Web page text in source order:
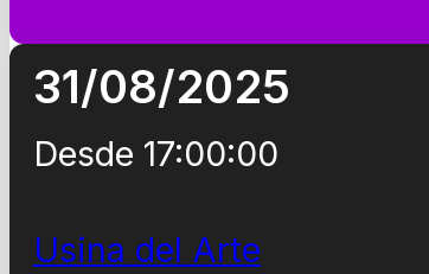
31/08/2025
Desde 17:00:00
Usina del Arte